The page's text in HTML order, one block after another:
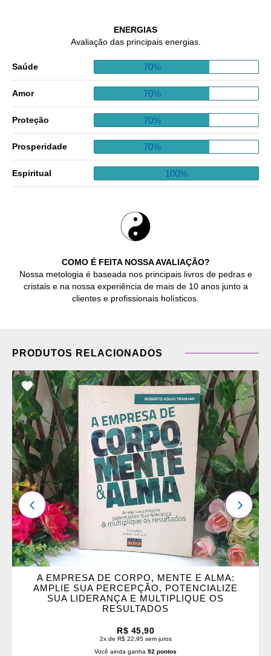
COMO É FEITA NOSSA AVALIAÇÃO?
Nossa metologia é baseada nos principais livros de pedras e
cristais e na nossa experiência de mais de 10 anos junto a
clientes e profissionais holísticos.
ENERGIAS
Avaliação das principais energias.
Saúde 70%
Amor 70%
Proteção 70%
Prosperidade 70%
Espiritual 100%
PRODUTOS RELACIONADOS
ADICIONAR
OS
FAVORITOS
A EMPRESA DE CORPO, MENTE E ALMA:
AMPLIE SUA PERCEPÇÃO, POTENCIALIZE
SUA LIDERANÇA E MULTIPLIQUE OS
RESULTADOS
R$ 45,90
2x de R$ 22,95 sem juros
Você ainda ganha 92 pontos
ANTERIOR